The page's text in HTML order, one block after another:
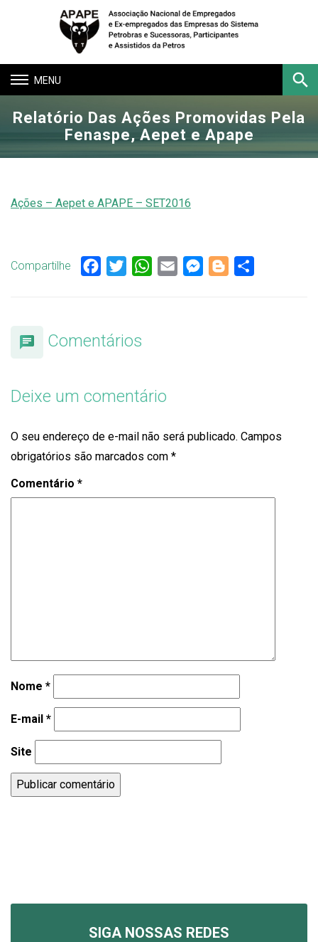
Toggle
navigation
Buscar
Relatório Das Ações Promovidas Pela
Fenaspe, Aepet e Apape
Ações – Aepet e APAPE – SET2016
Compartilhe Facebook
TwitterWhatsApp
Email Messenger
Blogger
Comentários
Deixe um comentário
O seu endereço de e-mail não será publicado. Campos
obrigatórios são marcados com *
Comentário *
Nome *
E-mail *
Site
SIGA NOSSAS REDES